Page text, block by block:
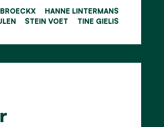
HANNE LINTERMANS
STEIN VOET TINE GIELIS